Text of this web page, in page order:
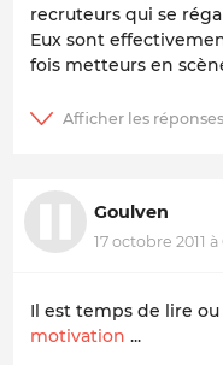
recruteurs qui se
Eux sont
fois metteurs en
Goulven
17 octobre 2011 à
Il est temps de lire
motivation ...